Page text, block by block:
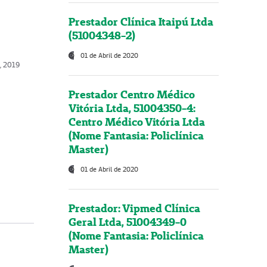
2019
Prestador Clínica Itaipú Ltda
(51004348-2)
01 de Abril de 2020
Prestador Centro Médico
Vitória Ltda, 51004350-4:
Centro Médico Vitória Ltda
(Nome Fantasia: Policlínica
Master)
01 de Abril de 2020
Prestador: Vipmed Clínica
Geral Ltda, 51004349-0
(Nome Fantasia: Policlínica
Master)